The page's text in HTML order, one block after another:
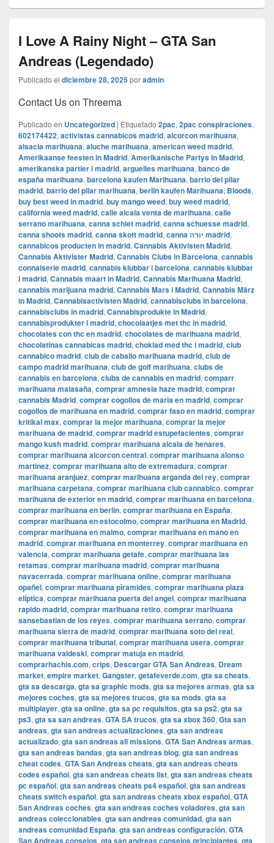
I Love A Rainy Night – GTA San
Andreas (Legendado)
Publicado el diciembre 28, 2025poradmin
Contact Us on Threema
Publicado en Uncategorized | Etiquetado 2pac, 2pac conspiraciones,
602174422, activistas cannabicos madrid, alcorcon marihuana,
alsacia marihuana, aluche marihuana, american weed madrid,
Amerikaanse feesten in Madrid, Amerikanische Partys in Madrid,
amerikanska partier i madrid, arguelles marihuana, banco de
españa marihuana, barcelona kaufen Marihuana, barrio del pilar
madrid, barrio del pilar marihuana, berlin kaufen Marihuana, Bloods,
buy best weed in madrid, buy mango weed, buy weed madrid,
california weed madrid, calle alcala venta de marihuana, calle
serrano marihuana, canna schiet madrid, canna schuesse madrid,
canna shoots madrid, canna skott madrid, canna יורה madrid,
cannabicos producten in madrid, Cannabis Aktivisten Madrid,
Cannabis Aktivister Madrid, Cannabis Clubs in Barcelona, cannabis
connaiserie madrid, cannabis klubbar i barcelona, cannabis klubbar
i madrid, Cannabis maart in Madrid, Cannabis Marihuana Madrid,
cannabis marijuana madrid, Cannabis Mars i Madrid, Cannabis März
in Madrid, Cannabisactivisten Madrid, cannabisclubs in barcelona,
cannabisclubs in madrid, Cannabisprodukte in Madrid,
cannabisprodukter i madrid, chocolaatjes met thc in madrid,
chocolates con thc en madrid, chocolates de marihuana madrid,
chocolatinas cannabicas madrid, choklad med thc i madrid, club
cannabico madrid, club de caballo marihuana madrid, club de
campo madrid marihuana, club de golf marihuana, clubs de
cannabis en barcelona, clubs de cannabis en madrid, comparr
marihuana malasaña, comprar amnesia haze madrid, comprar
cannabis Madrid, comprar cogollos de maria en madrid, comprar
cogollos de marihuana en madrid, comprar faso en madrid, comprar
kritikal max, comprar la mejor marihuana, comprar la mejor
marihuana de madrid, comprar madrid estupefacientes, comprar
mango kush madrid, comprar marihuana alcala de henares,
comprar marihuana alcorcon central, comprar marihuana alonso
martinez, comprar marihuana alto de extremadura, comprar
marihuana aranjuez, comprar marihuana arganda del rey, comprar
marihuana carpetana, comprar marihuana club cannabico, comprar
marihuana de exterior en madrid, comprar marihuana en barcelona,
comprar marihuana en berlin, comprar marihuana en España,
comprar marihuana en estocolmo, comprar marihuana en Madrid,
comprar marihuana en malmo, comprar marihuana en mano en
madrid, comprar marihuana en monterrey, comprar marihuana en
valencia, comprar marihuana getafe, comprar marihuana las
retamas, comprar marihuana madrid, comprar marihuana
navacerrada, comprar marihuana online, comprar marihuana
opañel, comprar marihuana pìramides, comprar marihuana plaza
eliptica, comprar marihuana puerta del angel, comprar marihuana
rapido madrid, comprar marihuana retiro, comprar marihuana
sansebastian de los reyes, comprar marihuana serrano, comprar
marihuana sierra de madrid, comprar marihuana soto del real,
comprar marihuana tribunal, comprar marihuana usera, comprar
marihuana valdeski, comprar matuja en madrid,
comprarhachis.com, crips, Descargar GTA San Andreas, Dream
market, empire market, Gangster, getafeverde.com, gta sa cheats,
gta sa descarga, gta sa graphic mods, gta sa mejores armas, gta sa
mejores coches, gta sa mejores trucos, gta sa mods, gta sa
multiplayer, gta sa online, gta sa pc requisitos, gta sa ps2, gta sa
ps3, gta sa san andreas, GTA SA trucos, gta sa xbox 360, Gta san
andreas, gta san andreas actualizaciones, gta san andreas
actualizado, gta san andreas all missions, GTA San Andreas armas,
gta san andreas bandas, gta san andreas blog, gta san andreas
cheat codes, GTA San Andreas cheats, gta san andreas cheats
codes español, gta san andreas cheats list, gta san andreas cheats
pc español, gta san andreas cheats ps4 español, gta san andreas
cheats switch español, gta san andreas cheats xbox español, GTA
San Andreas coches, gta san andreas coches voladores, gta san
andreas coleccionables, gta san andreas comunidad, gta san
andreas comunidad España, gta san andreas configuración, GTA
San Andreas consejos, gta san andreas consejos principiantes, gta